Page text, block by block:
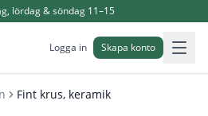
lördag & söndag 11–15
Logga in Skapa konto
Fint krus, keramik